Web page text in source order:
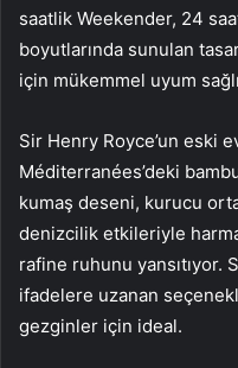
saatlik Weekender, 24
boyutlarında sunulan
için mükemmel uyum
Sir Henry Royce’un eski
Méditerranées’deki
kumaş deseni, kurucu
denizcilik etkileriyle
rafine ruhunu yansıtıyor.
ifadelere uzanan
gezginler için ideal.